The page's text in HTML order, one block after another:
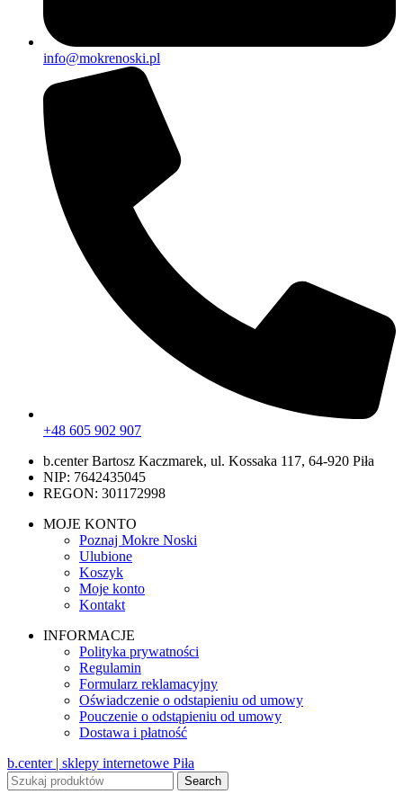
info@mokrenoski.pl
+48 605 902 907
b.center Bartosz Kaczmarek, ul. Kossaka 117, 64-920 Piła
NIP: 7642435045
REGON: 301172998
MOJE KONTO
Poznaj Mokre Noski
Ulubione
Koszyk
Moje konto
Kontakt
INFORMACJE
Polityka prywatności
Regulamin
Formularz reklamacyjny
Oświadczenie o odstapieniu od umowy
Pouczenie o odstąpieniu od umowy
Dostawa i płatność
b.center | sklepy internetowe Piła
Search